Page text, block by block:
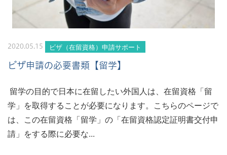
2020.05.15 ビザ（在留資格）申請サポート
ビザ申請の必要書類【留学】
留学の目的で日本に在留したい外国人は、在留資格「留
学」を取得することが必要になります。こちらのページで
は、この在留資格「留学」の「在留資格認定証明書交付申
請」をする際に必要な...